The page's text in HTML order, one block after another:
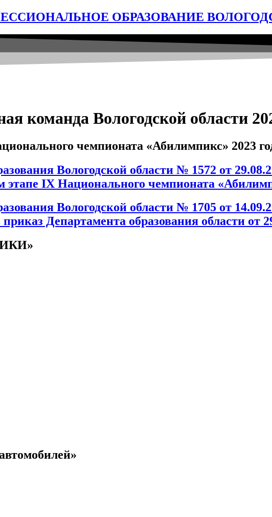
ОБРАЗОВАНИЕ
команда Вологодской области
чемпионата «Абилимпикс» 2023
Вологодской области № 1572 от
этапе IX Национального чемпионата
Вологодской области № 1705 от
Департамента образования области от